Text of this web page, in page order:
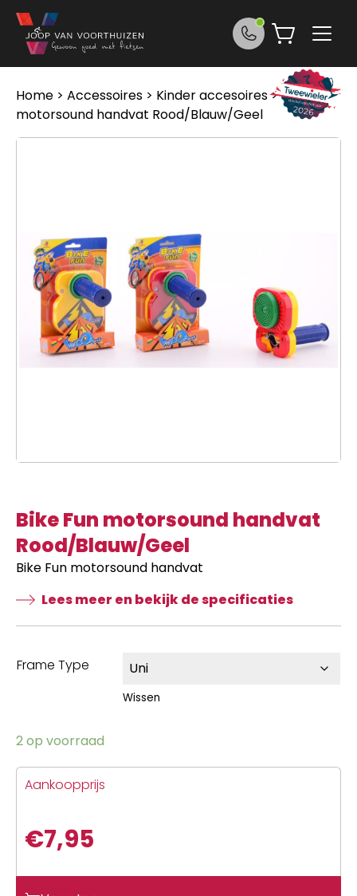
Ga naar de inhoud
Home > Accessoires > Kinder accesoires> Bike Fun
motorsound handvat Rood/Blauw/Geel
Bike Fun motorsound handvat
Rood/Blauw/Geel
Bike Fun motorsound handvat
Lees meer en bekijk de specificaties
Frame Type
Wissen
2 op voorraad
Aankoopprijs
€7,95